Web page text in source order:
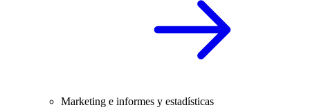
Marketing e informes y estadísticas